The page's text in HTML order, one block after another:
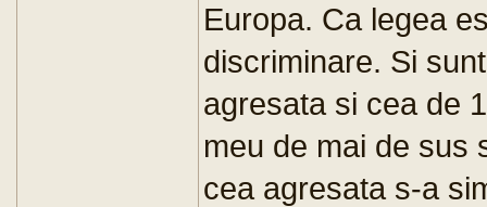
Europa. Ca legea
discriminare. Si
agresata si cea de
meu de mai de sus
cea agresata s-a